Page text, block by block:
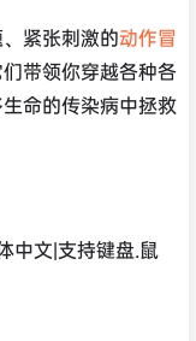
紧张刺激的动作冒
带领你穿越各种各
命的传染病中拯救
中文|支持键盘.鼠